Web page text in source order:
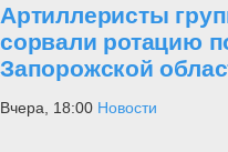
Артиллеристы
сорвали ротацию
Запорожской
Вчера, 18:00 Новости